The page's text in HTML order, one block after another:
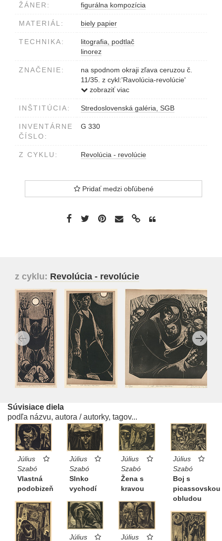
ŽÁNER: figurálna kompozícia
MATERIÁL: biely papier
TECHNIKA:
litografia, podtlač
linorez
ZNAČENIE:
na spodnom okraji zľava ceruzou č.
11/35. z cykl:'Ravolúcia-revolúcie'
vpravo Szabó 1961.
zobraziť viac
INŠTITÚCIA: Stredoslovenská galéria, SGB
INVENTÁRNE
ČÍSLO:
G 330
Z CYKLU: Revolúcia - revolúcie
Pridať medzi obľúbené
z cyklu: Revolúcia - revolúcie
Súvisiace diela
podľa názvu, autora / autorky, tagov...
Július
Szabó
Vlastná
podobizeň
Július
Szabó
Slnko
vychodí
Július
Szabó
Žena s
kravou
Július
Szabó
Boj s
picassovskou
obludou
Július
Július